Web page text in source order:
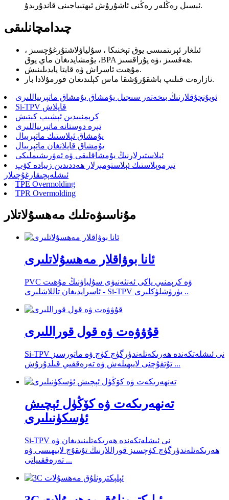
ئېسىل رەڭلەر رەڭنى ئاشۇرۇش ئېھتىياجىنى قاندۇرىدۇ.
چىدامچانلىقى
ئىلغار ئېرىتمىسى يوق تېخنىكا ، سۇلياۋلاشتۇرغۇچسىز ،
يۇمشايدىغان ماي يوق ،
BPA ھەقسىز ،ۋە پۇراقسىز.
مۇھىت ئاسراش ۋە قايتا پايدىلىنىش.
نازارەت قىلىپ باشقۇرۇشقا ماس كېلىدىغان فورمۇلادا بار.
ئويۇنچۇقلارنىڭ بىخەتەر سىجىل يۇمشاق يۇمشاق ماتېرىياللىرى
Si-TPV قاپلاش
كرېمنىيدىن ئېشىپ كېتىش
تېرە دوستانە ماتېرىياللىرى
يۇمشاق ئېلاستىك ماتېرىيال
يۇمشاق قاپلانغان ماتېرىيال
ئېلاستىرلارنىڭ يۇمشاقلىقى ۋە ئەۋرىشىملىكى
تېرموپلاستىك ئېلاستومېرلار ھەددىدىن زىيادە كۆپ
ئىشلەپچىقارغۇچىلار
TPE Overmolding
TPR Overmolding
مۇناسىۋەتلىك مەھسۇلاتلار
ئانا بوۋاقلار مەھسۇلاتلىرى
PVC ۋە كرېمنىي ياكى ئەنئەنىۋى سۇلياۋنىڭ مۇھىت
ئاسرايدىغان تاللاشلىرى - Si-TPV يۈرۈشلۈكلىرى ..
قۇۋۋەت ۋە قول قوراللىرى
Si-TPV نى ئىشلەتكەندە ھەرىكەتلەندۈرگۈچ كۈچ ۋە ماتورسىز
تۇتقۇچنى لايىھىلەش ۋە تەرەققىي قىلدۇرۇش ...
تەنھەرىكەت ۋە كۆڭۈل ئېچىش
ئۈسكۈنىلىرى
Si-TPV نى ئىشلەتكەندە ھەرىكەتلىنىدىغان ۋە
ھەرىكەتلەندۈرگۈچ كۈچسىز قوراللارنىڭ تۇتقۇچ لايىھىسى ۋە
تەرەققىياتى ...